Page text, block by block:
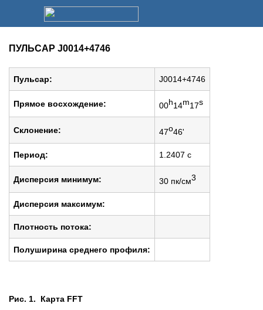
ПУЛЬСАР J0014+4746
Пульсар: J0014+4746
Прямое восхождение: 00h14m17s
Cклонение: 47o46'
Период: 1.2407 c
Дисперсия минимум: 30 пк/см3
Дисперсия максимум:
Плотность потока:
Полуширина среднего профиля:
Рис. 1. Карта FFT